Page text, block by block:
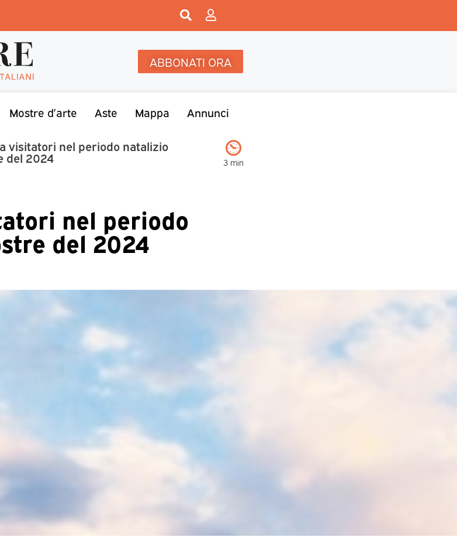
ABBONATI ORA
Mostre d’arte Aste Mappa Annunci
visitatori nel periodo natalizio
del 2024 3 min
nel periodo
del 2024